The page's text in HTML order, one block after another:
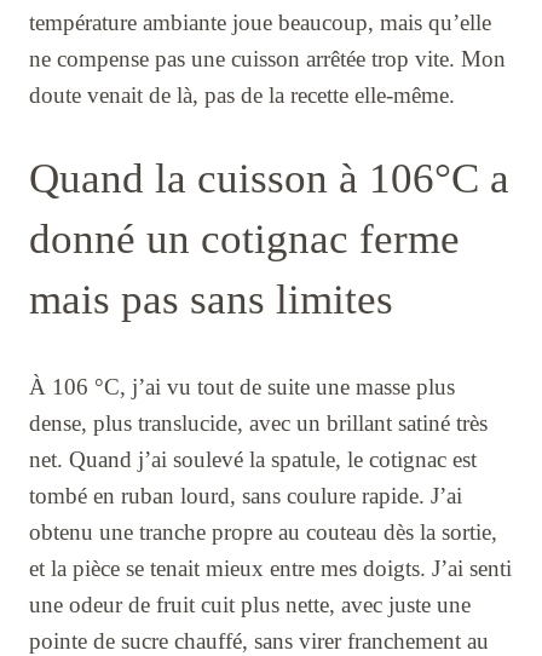
température ambiante joue beaucoup, mais qu’elle
ne compense pas une cuisson arrêtée trop vite. Mon
doute venait de là, pas de la recette elle-même.
Quand la cuisson à 106°C a
donné un cotignac ferme
mais pas sans limites
À 106 °C, j’ai vu tout de suite une masse plus
dense, plus translucide, avec un brillant satiné très
net. Quand j’ai soulevé la spatule, le cotignac est
tombé en ruban lourd, sans coulure rapide. J’ai
obtenu une tranche propre au couteau dès la sortie,
et la pièce se tenait mieux entre mes doigts. J’ai senti
une odeur de fruit cuit plus nette, avec juste une
pointe de sucre chauffé, sans virer franchement au